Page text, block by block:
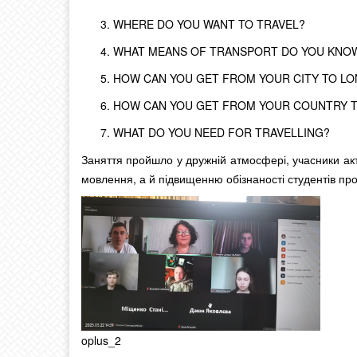
WHERE DO YOU WANT TO TRAVEL?
WHAT MEANS OF TRANSPORT DO YOU
HOW CAN YOU GET FROM YOUR CITY TO
HOW CAN YOU GET FROM YOUR COUNTRY
WHAT DO YOU NEED FOR TRAVELLING?
Заняття пройшло у дружній атмосфері, учасники
мовлення, а й підвищенню обізнаності студентів
oplus_2